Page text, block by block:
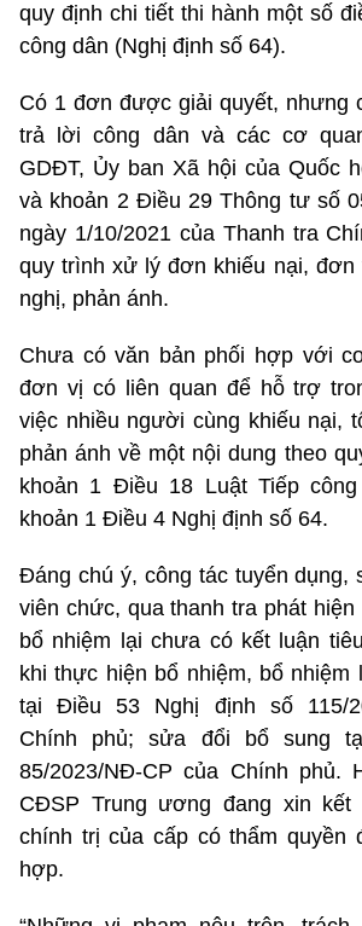
quy định chi tiết thi hành một số
công dân (Nghị định số 64).
Có 1 đơn được giải quyết, nhưng
trả lời công dân và các cơ
GDĐT, Ủy ban Xã hội của Quốc
và khoản 2 Điều 29 Thông tư số
ngày 1/10/2021 của Thanh tra
quy trình xử lý đơn khiếu nại, đơn
nghị, phản ánh.
Chưa có văn bản phối hợp với
đơn vị có liên quan để hỗ trợ
việc nhiều người cùng khiếu nại,
phản ánh về một nội dung theo
khoản 1 Điều 18 Luật Tiếp
khoản 1 Điều 4 Nghị định số 64.
Đáng chú ý, công tác tuyển dụng,
viên chức, qua thanh tra phát
bổ nhiệm lại chưa có kết luận
khi thực hiện bổ nhiệm, bổ nhiệm
tại Điều 53 Nghị định số 115/
Chính phủ; sửa đổi bổ sung
85/2023/NĐ-CP của Chính phủ.
CĐSP Trung ương đang xin kết
chính trị của cấp có thẩm quyền
hợp.